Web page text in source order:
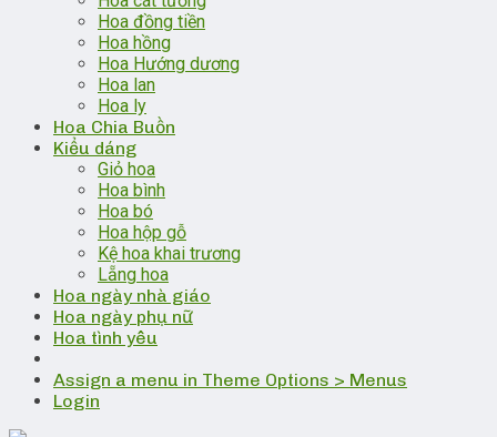
Hoa đồng tiền
Hoa hồng
Hoa Hướng dương
Hoa lan
Hoa ly
Hoa Chia Buồn
Kiểu dáng
Giỏ hoa
Hoa bình
Hoa bó
Hoa hộp gỗ
Kệ hoa khai trương
Lẵng hoa
Hoa ngày nhà giáo
Hoa ngày phụ nữ
Hoa tình yêu
Assign a menu in Theme Options > Menus
Login